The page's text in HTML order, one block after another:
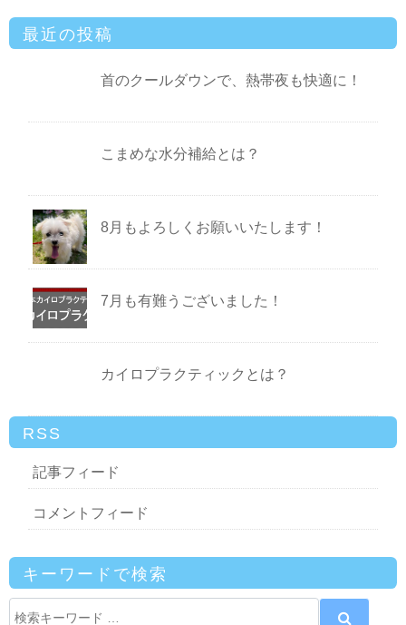
最近の投稿
首のクールダウンで、熱帯夜も快適に！
こまめな水分補給とは？
8月もよろしくお願いいたします！
7月も有難うございました！
カイロプラクティックとは？
RSS
記事フィード
コメントフィード
キーワードで検索